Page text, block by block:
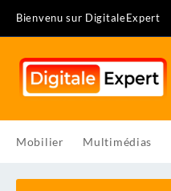
content
Bienvenu sur DigitaleExpert
Mobilier Multimédias